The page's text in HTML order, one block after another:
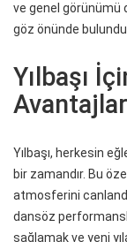
ve genel görünümü
göz önünde
Yılbaşı
Yılbaşı, herkesin
bir zamandır. Bu
atmosferini
dansöz
sağlamak ve yeni